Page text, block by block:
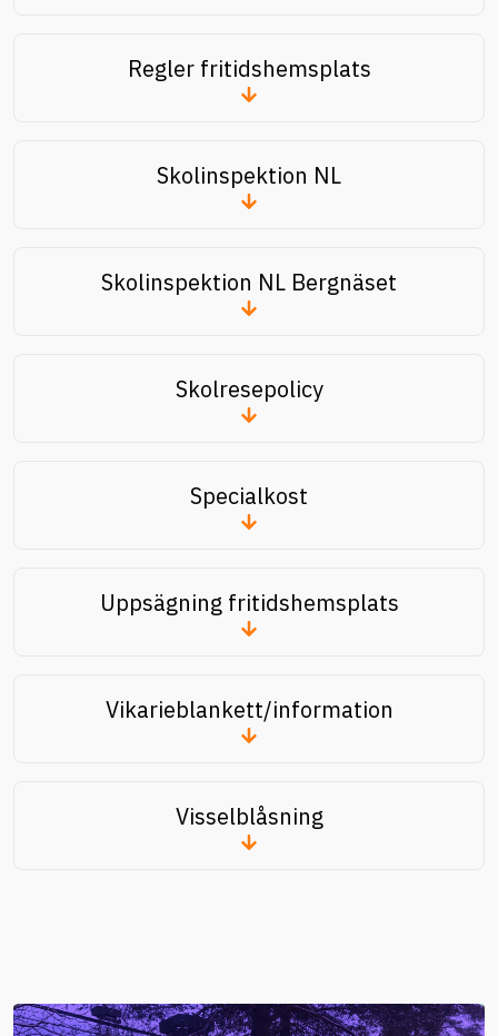
Regler fritidshemsplats
Skolinspektion NL
Skolinspektion NL Bergnäset
Skolresepolicy
Specialkost
Uppsägning fritidshemsplats
Vikarieblankett/information
Visselblåsning